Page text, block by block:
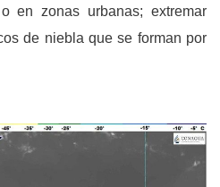
en zonas urbanas; extremar
de niebla que se forman por